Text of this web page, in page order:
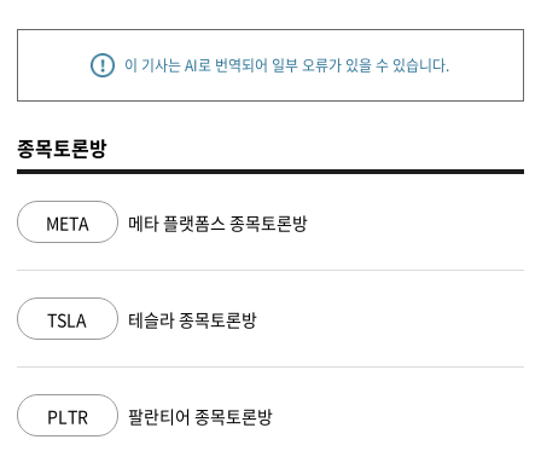
이 기사는 AI로 번역되어 일부 오류가 있을 수 있습니다.
종목토론방
META 메타 플랫폼스 종목토론방
TSLA 테슬라 종목토론방
PLTR 팔란티어 종목토론방